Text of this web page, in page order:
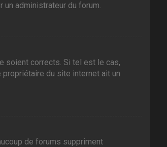
administrateur du forum.
soient corrects. Si tel est le cas,
du site internet ait un
de forums suppriment